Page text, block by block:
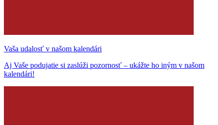
Vaša udalosť v našom kalendári
Aj Vaše podujatie si zaslúži pozornosť – ukážte ho iným v našom
kalendári!